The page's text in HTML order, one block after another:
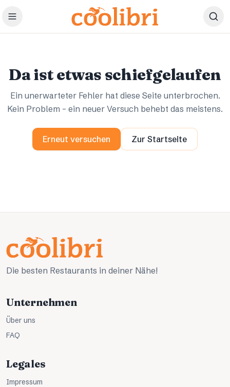
Zum Hauptinhalt springen
Da ist etwas schiefgelaufen
Ein unerwarteter Fehler hat diese Seite unterbrochen.
Kein Problem – ein neuer Versuch behebt das meistens.
Erneut versuchen Zur Startseite
Die besten Restaurants in deiner Nähe!
Unternehmen
Über uns
FAQ
Legales
Impressum